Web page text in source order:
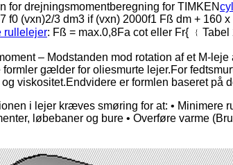
for drejningsmomentberegning for TIMKEN
f0 (vxn)2/3 dm3 if (vxn) 2000f1 Fß dm +
rullelejer: Fß = max.0,8Fa cot eller Fr{
– ​​Modstanden mod rotation af et M-
formler gælder for oliesmurte lejer.For
viskositet.Endvidere er formlen baseret på
i lejer kræves smøring for at: •
løbebaner og bure • Overføre varme